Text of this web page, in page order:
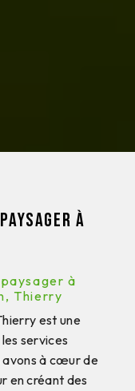
à
à
Thierry
est une
services
avons à cœur de
en créant des